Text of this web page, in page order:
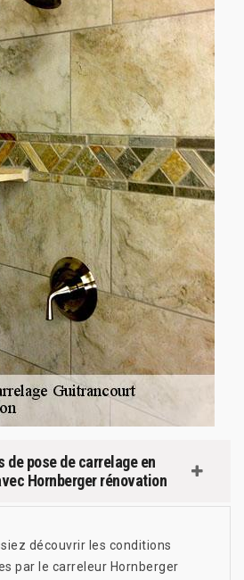
de pose de carrelage en
Hornberger rénovation
découvrir les conditions
par le carreleur Hornberger